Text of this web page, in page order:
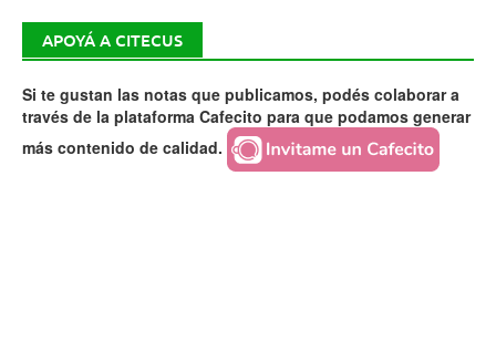
APOYÁ A CITECUS
Si te gustan las notas que publicamos, podés colaborar a
través de la plataforma Cafecito para que podamos generar
más contenido de calidad.